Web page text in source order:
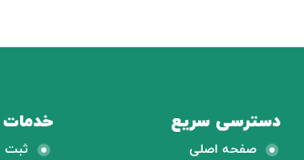
دسترسی سریع خدمات
صفحه اصلی
ثبت